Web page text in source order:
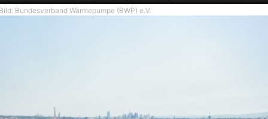
Bundesverband Wärmepumpe (BWP) e.V.